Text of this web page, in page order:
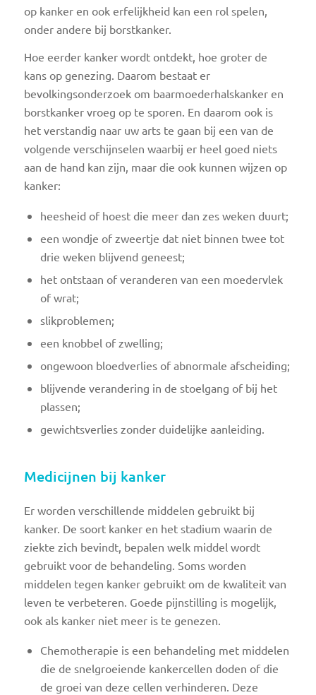
op kanker en ook erfelijkheid kan een rol spelen,
onder andere bij borstkanker.
Hoe eerder kanker wordt ontdekt, hoe groter de
kans op genezing. Daarom bestaat er
bevolkingsonderzoek om baarmoederhalskanker en
borstkanker vroeg op te sporen. En daarom ook is
het verstandig naar uw arts te gaan bij een van de
volgende verschijnselen waarbij er heel goed niets
aan de hand kan zijn, maar die ook kunnen wijzen op
kanker:
heesheid of hoest die meer dan zes weken duurt;
een wondje of zweertje dat niet binnen twee tot
drie weken blijvend geneest;
het ontstaan of veranderen van een moedervlek
of wrat;
slikproblemen;
een knobbel of zwelling;
ongewoon bloedverlies of abnormale afscheiding;
blijvende verandering in de stoelgang of bij het
plassen;
gewichtsverlies zonder duidelijke aanleiding.
Medicijnen bij kanker
Er worden verschillende middelen gebruikt bij
kanker. De soort kanker en het stadium waarin de
ziekte zich bevindt, bepalen welk middel wordt
gebruikt voor de behandeling. Soms worden
middelen tegen kanker gebruikt om de kwaliteit van
leven te verbeteren. Goede pijnstilling is mogelijk,
ook als kanker niet meer is te genezen.
Chemotherapie is een behandeling met middelen
die de snelgroeiende kankercellen doden of die
de groei van deze cellen verhinderen. Deze